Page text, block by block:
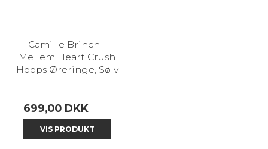
Camille Brinch -
Mellem Heart Crush
Hoops Øreringe, Sølv
699,00 DKK
VIS PRODUKT